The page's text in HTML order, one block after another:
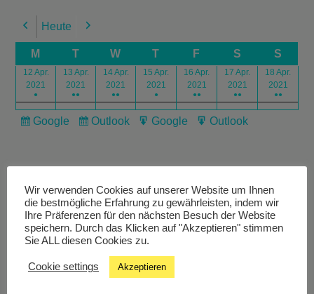
Previous
Heute Next
M T W T F S S
12 Apr.
2021
●
13 Apr.
2021
●●
14 Apr.
2021
●●
15 Apr.
2021
●
16 Apr.
2021
●●
17 Apr.
2021
●●
18 Apr.
2021
●●
Subscribe
Google
Subscribe
Outlook
Export
Google
Export
Outlook
Livestream
Studiochat
Wir verwenden Cookies auf unserer Website um Ihnen
die bestmögliche Erfahrung zu gewährleisten, indem wir
Ihre Präferenzen für den nächsten Besuch der Website
speichern. Durch das Klicken auf "Akzeptieren" stimmen
Sie ALL diesen Cookies zu.
Cookie settings Akzeptieren